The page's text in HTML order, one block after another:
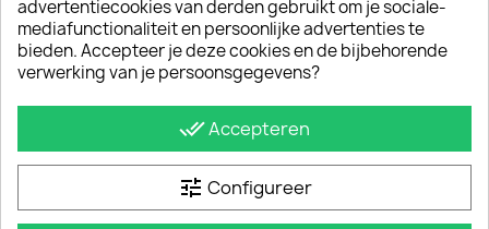
montagehandleiding en montagematerialen.
Montagetijd 1 uur.
ALU versus RVS
Het verschil tussen een aluminium en rvs dakrek
zit hem vooral in het gewicht en de uitstraling.
Qua draagvermogen en windruis is er minimaal
verschil. Met een aluminium imperiaal heb je wel
minder brandstofverbruik. Een persoonlijke
voorkeur dus.
advertentiecookies van derden gebruikt om je sociale-
mediafunctionaliteit en persoonlijke advertenties te
bieden. Accepteer je deze cookies en de bijbehorende
verwerking van je persoonsgegevens?
done_allAccepteren
tune Configureer